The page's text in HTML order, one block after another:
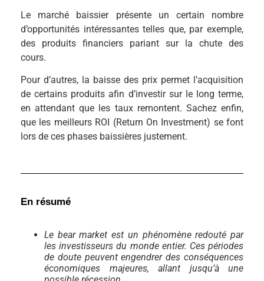
Le marché baissier présente un certain nombre
d’opportunités intéressantes telles que, par exemple,
des produits financiers pariant sur la chute des
cours.
Pour d’autres, la baisse des prix permet l’acquisition
de certains produits afin d’investir sur le long terme,
en attendant que les taux remontent. Sachez enfin,
que les meilleurs ROI (Return On Investment) se font
lors de ces phases baissières justement.
En résumé
Le bear market est un phénomène redouté par
les investisseurs du monde entier. Ces périodes
de doute peuvent engendrer des conséquences
économiques majeures, allant jusqu’à une